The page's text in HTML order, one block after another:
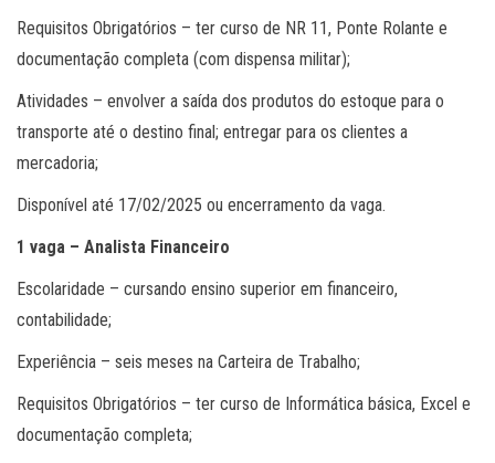
Requisitos Obrigatórios – ter curso de NR 11, Ponte Rolante e
documentação completa (com dispensa militar);
Atividades – envolver a saída dos produtos do estoque para o
transporte até o destino final; entregar para os clientes a
mercadoria;
Disponível até 17/02/2025 ou encerramento da vaga.
1 vaga – Analista Financeiro
Escolaridade – cursando ensino superior em financeiro,
contabilidade;
Experiência – seis meses na Carteira de Trabalho;
Requisitos Obrigatórios – ter curso de Informática básica, Excel e
documentação completa;